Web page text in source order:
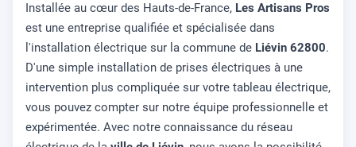
Installée au cœur des Hauts-de-France, Les Artisans Pros
est une entreprise qualifiée et spécialisée dans
l'installation électrique sur la commune de Liévin 62800.
D'une simple installation de prises électriques à une
intervention plus compliquée sur votre tableau électrique,
vous pouvez compter sur notre équipe professionnelle et
expérimentée. Avec notre connaissance du réseau